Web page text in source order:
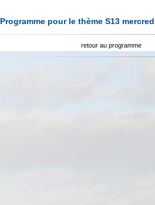
Programme pour le thème S13
retour au programme